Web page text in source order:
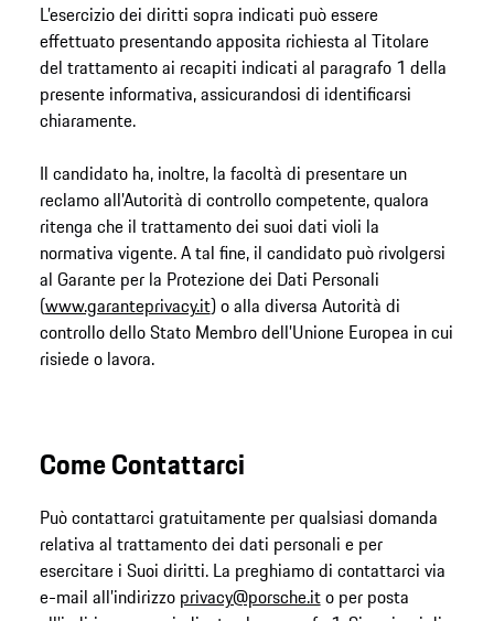
L’esercizio dei diritti sopra indicati può essere
effettuato presentando apposita richiesta al Titolare
del trattamento ai recapiti indicati al paragrafo 1 della
presente informativa, assicurandosi di identificarsi
chiaramente.
Il candidato ha, inoltre, la facoltà di presentare un
reclamo all’Autorità di controllo competente, qualora
ritenga che il trattamento dei suoi dati violi la
normativa vigente. A tal fine, il candidato può rivolgersi
al Garante per la Protezione dei Dati Personali
(www.garanteprivacy.it) o alla diversa Autorità di
controllo dello Stato Membro dell’Unione Europea in cui
risiede o lavora.
Come Contattarci
Può contattarci gratuitamente per qualsiasi domanda
relativa al trattamento dei dati personali e per
esercitare i Suoi diritti. La preghiamo di contattarci via
e-mail all’indirizzo privacy@porsche.ito per posta